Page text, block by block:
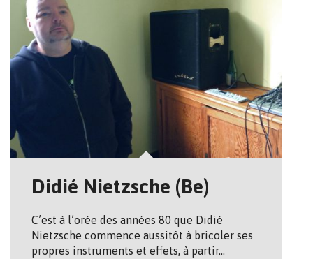
Didié Nietzsche (Be)
C’est à l’orée des années 80 que Didié
Nietzsche commence aussitôt à bricoler ses
propres instruments et effets, à partir…